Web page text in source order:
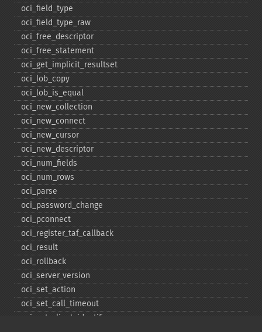
oci_​field_​type
oci_​field_​type_​raw
oci_​free_​descriptor
oci_​free_​statement
oci_​get_​implicit_​resultset
oci_​lob_​copy
oci_​lob_​is_​equal
oci_​new_​collection
oci_​new_​connect
oci_​new_​cursor
oci_​new_​descriptor
oci_​num_​fields
oci_​num_​rows
oci_​parse
oci_​password_​change
oci_​pconnect
oci_​register_​taf_​callback
oci_​result
oci_​rollback
oci_​server_​version
oci_​set_​action
oci_​set_​call_​timeout
oci_​set_​client_​identifier